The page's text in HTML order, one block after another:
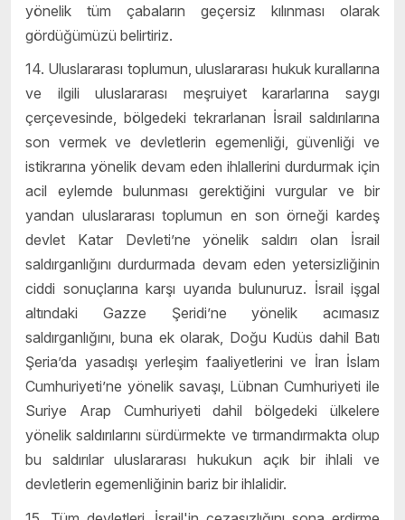
yönelik tüm çabaların geçersiz kılınması olarak
gördüğümüzü belirtiriz.
14. Uluslararası toplumun, uluslararası hukuk kurallarına
ve ilgili uluslararası meşruiyet kararlarına saygı
çerçevesinde, bölgedeki tekrarlanan İsrail saldırılarına
son vermek ve devletlerin egemenliği, güvenliği ve
istikrarına yönelik devam eden ihlallerini durdurmak için
acil eylemde bulunması gerektiğini vurgular ve bir
yandan uluslararası toplumun en son örneği kardeş
devlet Katar Devleti’ne yönelik saldırı olan İsrail
saldırganlığını durdurmada devam eden yetersizliğinin
ciddi sonuçlarına karşı uyarıda bulunuruz. İsrail işgal
altındaki Gazze Şeridi’ne yönelik acımasız
saldırganlığını, buna ek olarak, Doğu Kudüs dahil Batı
Şeria’da yasadışı yerleşim faaliyetlerini ve İran İslam
Cumhuriyeti’ne yönelik savaşı, Lübnan Cumhuriyeti ile
Suriye Arap Cumhuriyeti dahil bölgedeki ülkelere
yönelik saldırılarını sürdürmekte ve tırmandırmakta olup
bu saldırılar uluslararası hukukun açık bir ihlali ve
devletlerin egemenliğinin bariz bir ihlalidir.